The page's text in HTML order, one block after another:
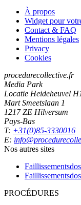
À propos
Widget pour
Contact & FAQ
Mentions légales
Privacy
Cookies
procedurecollective.fr
Media Park
Locatie Heideheuvel
Mart Smeetslaan 1
1217 ZE Hilversum
Pays-Bas
T: +31(0)85-3330016
E:
Nos autres sites
PROCÉDURES